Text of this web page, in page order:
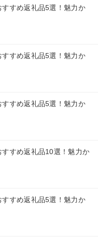
すめ返礼品5選！魅力か
すめ返礼品5選！魅力か
すめ返礼品5選！魅力か
すめ返礼品10選！魅力か
すめ返礼品5選！魅力か